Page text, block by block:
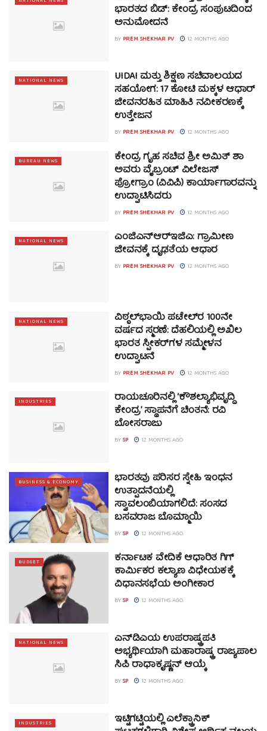
ಭಾರತದ ಬಿಡ್: ಕೇಂದ್ರ ಸಂಪುಟದಿಂದ
ಅನುಮೋದನೆ
BY PREM SHEKHAR PV 12 MONTHS AGO
NATIONAL NEWS UIDAI ಮತ್ತು ಶಿಕ್ಷಣ ಸಚಿವಾಲಯದ
ಸಹಯೋಗ: 17 ಕೋಟಿ ಮಕ್ಕಳ ಆಧಾರ್
ಜೀವನರಹಿತ ಮಾಹಿತಿ ನವೀಕರಣಕ್ಕೆ
ಉತ್ತೇಜನ
BY PREM SHEKHAR PV 12 MONTHS AGO
BUREAU NEWS ಕೇಂದ್ರ ಗೃಹ ಸಚಿವ ಶ್ರೀ ಅಮಿತ್ ಶಾ
ಅವರು ವೈಬ್ರಂಟ್ ವಿಲೇಜಸ್
ಪ್ರೋಗ್ರಾಂ (ವಿವಿಪಿ) ಕಾರ್ಯಾಗಾರವನ್ನು
ಉದ್ಘಾಟಿಸಿದರು
BY PREM SHEKHAR PV 12 MONTHS AGO
NATIONAL NEWS ಎಂಜಿಎನ್‌ಆರ್‌ಇಜಿಎ: ಗ್ರಾಮೀಣ
ಜೀವನಕ್ಕೆ ದೃಢತೆಯ ಆಧಾರ
BY PREM SHEKHAR PV 12 MONTHS AGO
NATIONAL NEWS ವಿಠ್ಠಲ್‌ಭಾಯಿ ಪಟೇಲ್‌ರ 100ನೇ
ವರ್ಷದ ಸ್ಮರಣೆ: ದೆಹಲಿಯಲ್ಲಿ ಅಖಿಲ
ಭಾರತ ಸ್ಪೀಕರ್‌ಗಳ ಸಮ್ಮೇಳನ
ಉದ್ಘಾಟನೆ
BY PREM SHEKHAR PV 12 MONTHS AGO
INDUSTRIES ರಾಯಚೂರಿನಲ್ಲಿ ‘ಕೌಶಲ್ಯಾಭಿವೃದ್ಧಿ
ಕೇಂದ್ರ’ ಸ್ಥಾಪನೆಗೆ ಚಿಂತನೆ: ರವಿ
ಬೋಸರಾಜು
BYSP 12 MONTHS AGO
BUSINESS & ECONOMY ಭಾರತವು ಪರಿಸರ ಸ್ನೇಹಿ ಇಂಧನ
ಉತ್ಪಾದನೆಯಲ್ಲಿ
ಸ್ವಾವಲಂಬಿಯಾಗಲಿದೆ: ಸಂಸದ
ಬಸವರಾಜ ಬೊಮ್ಮಾಯಿ
BYSP 12 MONTHS AGO
BUDGET ಕರ್ನಾಟಕ ವೇದಿಕೆ ಆಧಾರಿತ ಗಿಗ್
ಕಾರ್ಮಿಕರ ಕಲ್ಯಾಣ ವಿಧೇಯಕಕ್ಕೆ
ವಿಧಾನಸಭೆಯ ಅಂಗೀಕಾರ
BYSP 12 MONTHS AGO
NATIONAL NEWS ಎನ್‌ಡಿಎಯ ಉಪರಾಷ್ಟ್ರಪತಿ
ಅಭ್ಯರ್ಥಿಯಾಗಿ ಮಹಾರಾಷ್ಟ್ರ ರಾಜ್ಯಪಾಲ
ಸಿಪಿ ರಾಧಾಕೃಷ್ಣನ್ ಆಯ್ಕೆ
BYSP 12 MONTHS AGO
INDUSTRIES ಇಟ್ಟಿಗಟ್ಟಿಯಲ್ಲಿ ಎಲೆಕ್ಟ್ರಾನಿಕ್